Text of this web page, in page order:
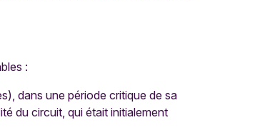
:
dans une période critique de sa
du circuit, qui était initialement